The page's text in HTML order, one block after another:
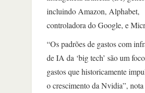
incluindo Amazon, Alphabet,
controladora do Google, e
“Os padrões de gastos com
de IA da ‘big tech’ são um
gastos que historicamente
o crescimento da Nvidia”, nota